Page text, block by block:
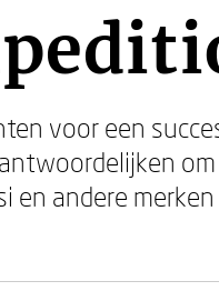
voor een
en andere